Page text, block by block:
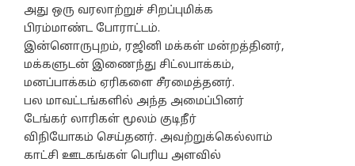
அது ஒரு வரலாற்றுச் சிறப்புமிக்க
பிரம்மாண்ட போராட்டம்.
இன்னொருபுறம், ரஜினி மக்கள் மன்றத்தினர்,
மக்களுடன் இணைந்து சிட்லபாக்கம்,
மனப்பாக்கம் ஏரிகளை சீரமைத்தனர்.
பல மாவட்டங்களில் அந்த அமைப்பினர்
டேங்கர் லாரிகள் மூலம் குடிநீர்
விநியோகம் செய்தனர். அவற்றுக்கெல்லாம்
காட்சி ஊடகங்கள் பெரிய அளவில்